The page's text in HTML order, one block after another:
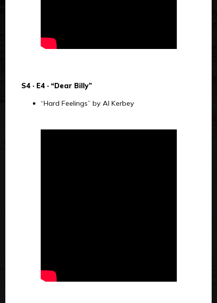
S4 · E4 · “Dear Billy”
“Hard Feelings” by Al Kerbey